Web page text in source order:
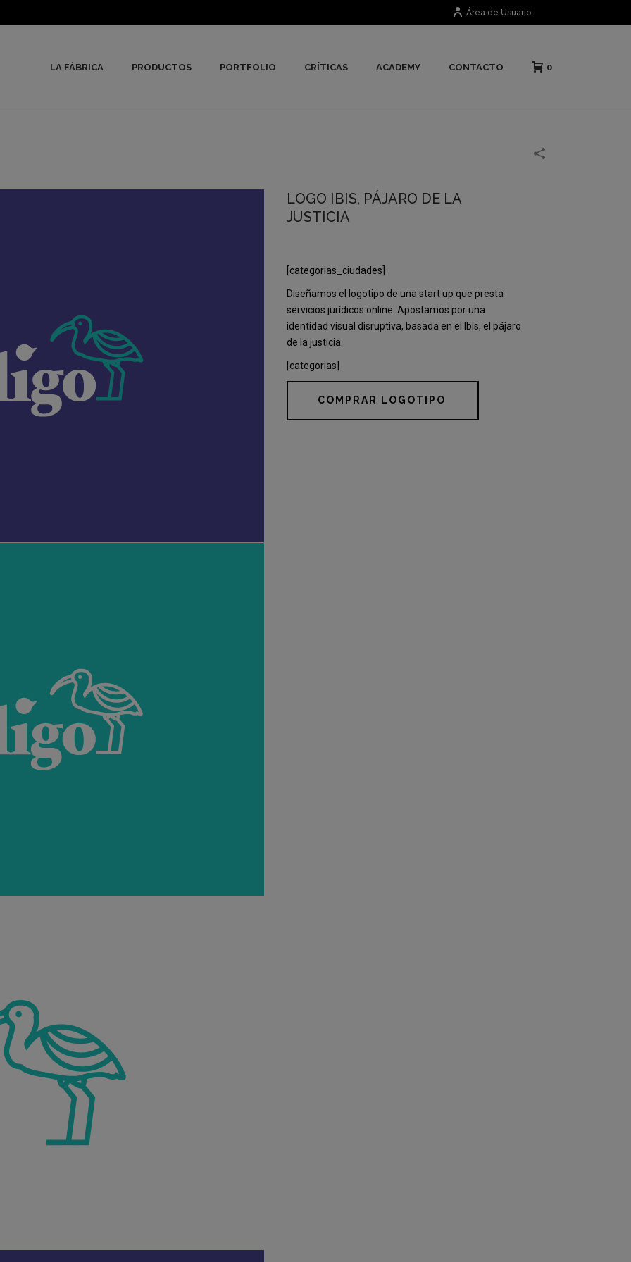
Área de Usuario
LA FÁBRICA PRODUCTOS PORTFOLIO CRÍTICAS ACADEMY CONTACTO 0
LOGO IBIS, PÁJARO DE LA
JUSTICIA
[categorias_ciudades]
Diseñamos el logotipo de una start up que presta
servicios jurídicos online. Apostamos por una
identidad visual disruptiva, basada en el Ibis, el pájaro
de la justicia.
[categorias]
COMPRAR LOGOTIPO